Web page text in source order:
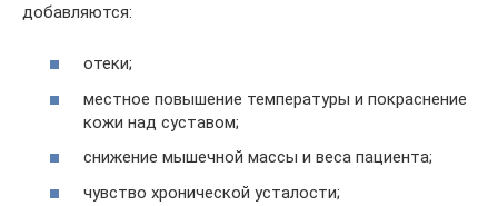
добавляются:
отеки;
местное повышение температуры и покраснение
кожи над суставом;
снижение мышечной массы и веса пациента;
чувство хронической усталости;